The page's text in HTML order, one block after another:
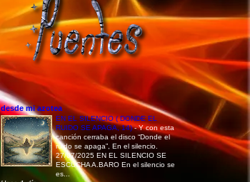
desde mi azotea
EN EL SILENCIO ( DONDE EL
RUIDO SE APAGA, 14)-Y con esta
canción cerraba el disco “Donde el
ruido se apaga”, En el silencio.
27/07/2025 EN EL SILENCIO SE
ESCUCHA A.BARO En el silencio se
es...